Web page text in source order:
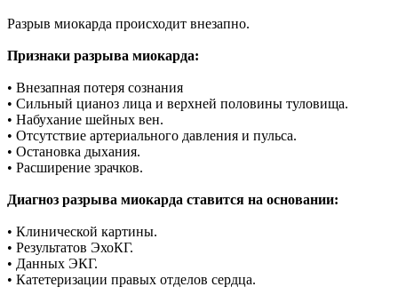
Разрыв миокарда происходит внезапно.
Признаки разрыва миокарда:
• Внезапная потеря сознания
• Сильный цианоз лица и верхней половины туловища.
• Набухание шейных вен.
• Отсутствие артериального давления и пульса.
• Остановка дыхания.
• Расширение зрачков.
Диагноз разрыва миокарда ставится на основании:
• Клинической картины.
• Результатов ЭхоКГ.
• Данных ЭКГ.
• Катетеризации правых отделов сердца.